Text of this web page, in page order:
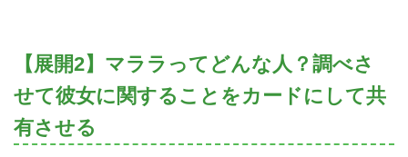
【展開2】マララってどんな人？調べさ
せて彼女に関することをカードにして共
有させる